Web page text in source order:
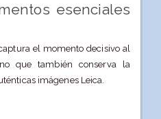
esenciales
el momento decisivo al
que también conserva la
imágenes Leica.